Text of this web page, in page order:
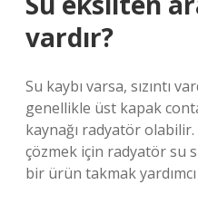
vardır?
Su kaybı varsa, sızıntı
genellikle üst kapak
kaynağı radyatör
çözmek için radyatör su
bir ürün takmak